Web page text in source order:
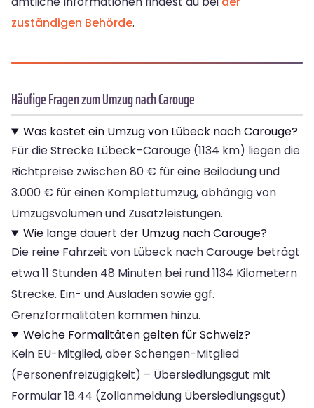
zuständigen Behörde.
Häufige Fragen zum Umzug nach Carouge
Was kostet ein Umzug von Lübeck nach Carouge?
Für die Strecke Lübeck–Carouge (1134 km) liegen die
Richtpreise zwischen 80 € für eine Beiladung und
3.000 € für einen Komplettumzug, abhängig von
Umzugsvolumen und Zusatzleistungen.
Wie lange dauert der Umzug nach Carouge?
Die reine Fahrzeit von Lübeck nach Carouge beträgt
etwa 11 Stunden 48 Minuten bei rund 1134 Kilometern
Strecke. Ein- und Ausladen sowie ggf.
Grenzformalitäten kommen hinzu.
Welche Formalitäten gelten für Schweiz?
Kein EU-Mitglied, aber Schengen-Mitglied
(Personenfreizügigkeit) – Übersiedlungsgut mit
Formular 18.44 (Zollanmeldung Übersiedlungsgut)